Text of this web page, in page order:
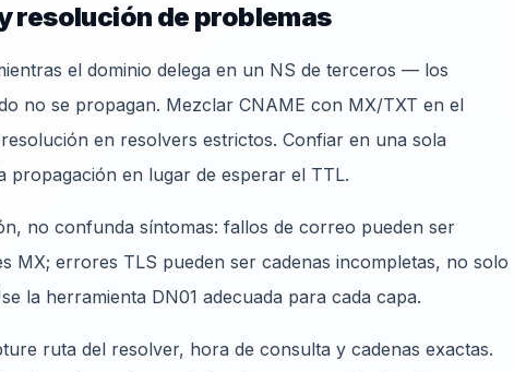
resolución de problemas
el dominio delega en un NS de terceros — los
no se propagan. Mezclar CNAME con MX/TXT en el
en resolvers estrictos. Confiar en una sola
propagación en lugar de esperar el TTL.
no confunda síntomas: fallos de correo pueden ser
MX; errores TLS pueden ser cadenas incompletas, no solo
la herramienta DN01 adecuada para cada capa.
ruta del resolver, hora de consulta y cadenas exactas.